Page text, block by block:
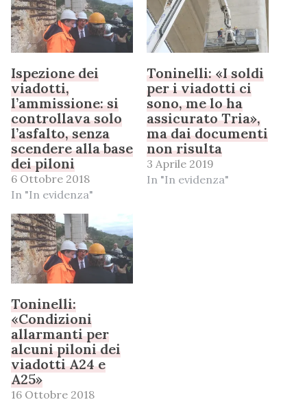
Ispezione dei
viadotti,
l’ammissione: si
controllava solo
l’asfalto, senza
scendere alla base
dei piloni
6 Ottobre 2018
In "In evidenza"
Toninelli: «I soldi
per i viadotti ci
sono, me lo ha
assicurato Tria»,
ma dai documenti
non risulta
3 Aprile 2019
In "In evidenza"
Toninelli:
«Condizioni
allarmanti per
alcuni piloni dei
viadotti A24 e
A25»
16 Ottobre 2018